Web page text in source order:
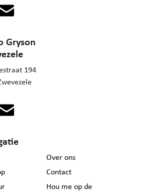
Gryson
194
Over ons
Contact
Hou me op de